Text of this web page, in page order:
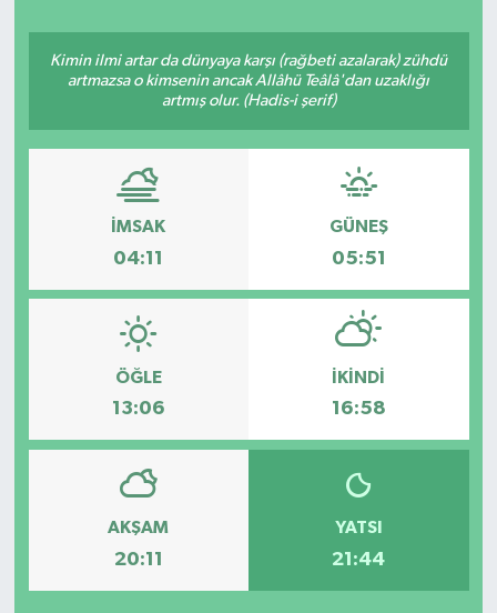
Kimin ilmi artar da dünyaya karşı (rağbeti azalarak) zühdü
artmazsa o kimsenin ancak Allâhü Teâlâ'dan uzaklığı
artmış olur. (Hadis-i şerif)
İMSAK
04:11
GÜNEŞ
05:51
ÖĞLE
13:06
İKINDI
16:58
AKŞAM
20:11
YATSI
21:44